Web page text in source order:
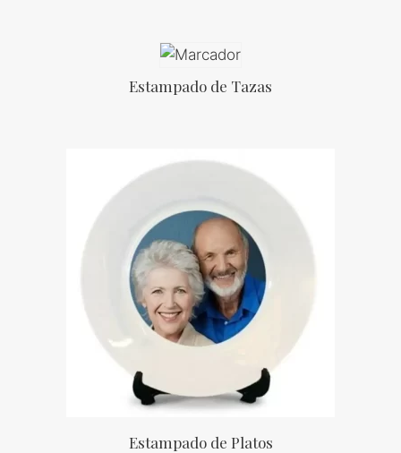
Estampado de Tazas
Estampado de Platos